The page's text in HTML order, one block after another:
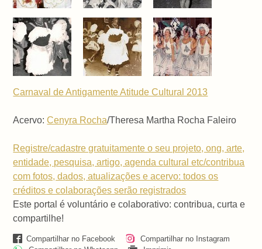
Carnaval de Antigamente Atitude Cultural 2013
Acervo:Cenyra Rocha/Theresa Martha Rocha Faleiro
Registre/cadastre gratuitamente o seu projeto, ong, arte,
entidade, pesquisa, artigo, agenda cultural etc/contribua
com fotos, dados, atualizações e acervo: todos os
créditos e colaborações serão registrados
Este portal é voluntário e colaborativo: contribua, curta e
compartilhe!
Compartilhar no Facebook
Compartilhar no Instagram